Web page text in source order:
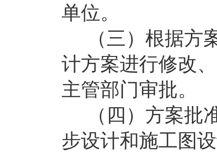
单位。
（三）根据方
计方案进行修改
主管部门审批。
（四）方案批
步设计和施工图